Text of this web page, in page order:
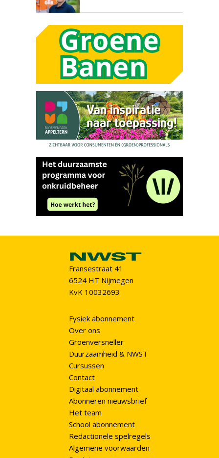
Fransestraat 41
6524 HT Nijmegen
KvK 10032693
Fysiek abonnement
Over ons
Groenversneller
Duurzaamheid & NWST
Cursussen
Contact
Digitaal abonnement
Abonneren nieuwsbrief
Het team
School abonnement
Redactionele spelregels
Algemene voorwaarden